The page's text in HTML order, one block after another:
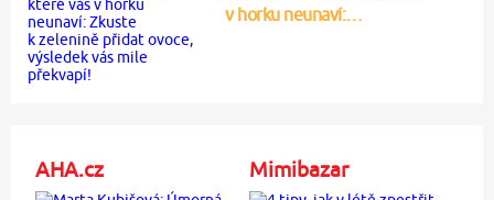
v horku neunaví:…
AHA.cz Mimibazar